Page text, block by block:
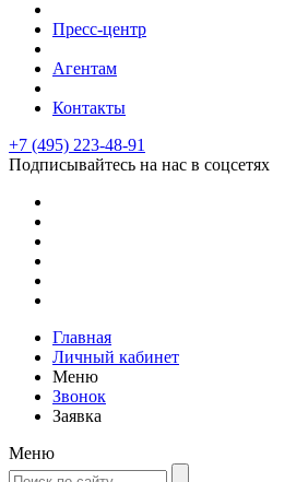
Пресс-центр
Агентам
Контакты
+7 (495) 223-48-91
Подписывайтесь на нас в соцсетях
Главная
Личный кабинет
Меню
Звонок
Заявка
Меню